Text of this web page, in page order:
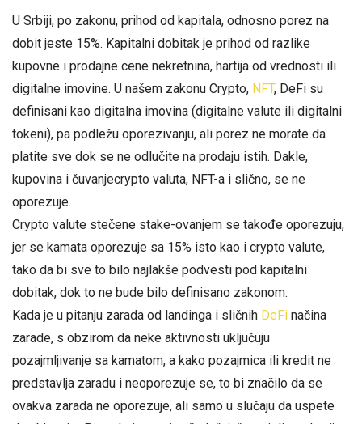
U Srbiji, po zakonu, prihod od kapitala, odnosno porez na
dobit jeste 15%. Kapitalni dobitak je prihod od razlike
kupovne i prodajne cene nekretnina, hartija od vrednosti ili
digitalne imovine. U našem zakonu Crypto, NFT, DeFi su
definisani kao digitalna imovina (digitalne valute ili digitalni
tokeni), pa podležu oporezivanju, ali porez ne morate da
platite sve dok se ne odlučite na prodaju istih. Dakle,
kupovina i čuvanjecrypto valuta, NFT-a i slično, se ne
oporezuje.
Crypto valute stečene stake-ovanjem se takođe oporezuju,
jer se kamata oporezuje sa 15% isto kao i crypto valute,
tako da bi sve to bilo najlakše podvesti pod kapitalni
dobitak, dok to ne bude bilo definisano zakonom.
Kada je u pitanju zarada od landinga i sličnih DeFi načina
zarade, s obzirom da neke aktivnosti uključuju
pozajmljivanje sa kamatom, a kako pozajmica ili kredit ne
predstavlja zaradu i neoporezuje se, to bi značilo da se
ovakva zarada ne oporezuje, ali samo u slučaju da uspete